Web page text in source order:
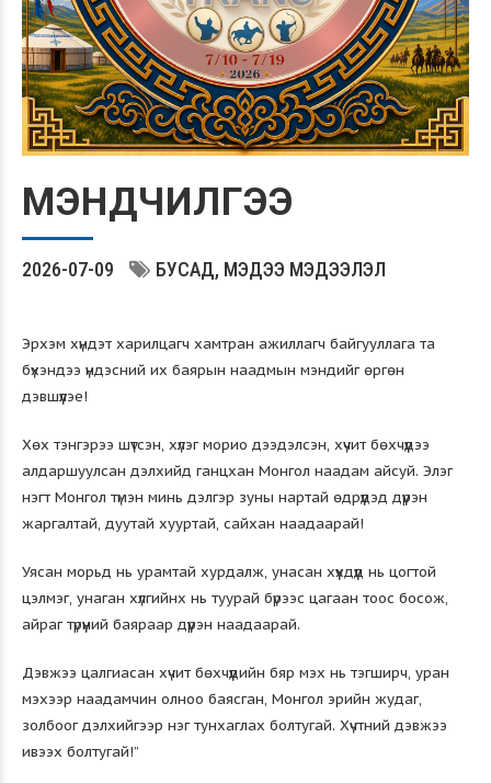
МЭНДЧИЛГЭЭ
2026-07-09 БУСАД МЭДЭЭ МЭДЭЭЛЭЛ
Эрхэм хүндэт харилцагч хамтран ажиллагч байгууллага та
бүхэндээ үндэсний их баярын наадмын мэндийг өргөн
дэвшүүлэе!
Хөх тэнгэрээ шүтсэн, хүлэг морио дээдэлсэн, хүчит бөхчүүдээ
алдаршуулсан дэлхийд ганцхан Монгол наадам айсуй. Элэг
нэгт Монгол түмэн минь дэлгэр зуны нартай өдрүүдэд дүүрэн
жаргалтай, дуутай хууртай, сайхан наадаарай!
Уясан морьд нь урамтай хурдалж, унасан хүүхдүүд нь цогтой
цэлмэг, унаган хүлгийнх нь туурай бүрээс цагаан тоос босож,
айраг түрүүний баяраар дүүрэн наадаарай.
Дэвжээ цалгиасан хүчит бөхчүүдийн бяр мэх нь тэгширч, уран
мэхээр наадамчин олноо баясган, Монгол эрийн жудаг,
золбоог дэлхийгээр нэг тунхаглах болтугай. Хүчтний дэвжээ
ивээх болтугай!”